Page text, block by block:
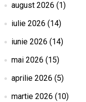
august 2026 (1)
iulie 2026 (14)
iunie 2026 (14)
mai 2026 (15)
aprilie 2026 (5)
martie 2026 (10)